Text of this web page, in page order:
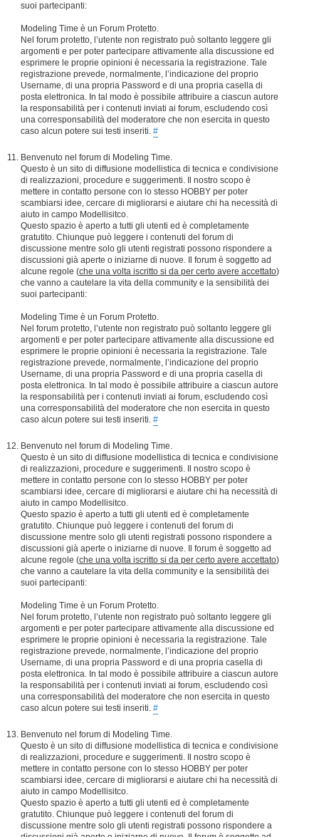
suoi partecipanti:
Modeling Time è un Forum Protetto.
Nel forum protetto, l’utente non registrato può soltanto leggere gli
argomenti e per poter partecipare attivamente alla discussione ed
esprimere le proprie opinioni è necessaria la registrazione. Tale
registrazione prevede, normalmente, l’indicazione del proprio
Username, di una propria Password e di una propria casella di
posta elettronica. In tal modo è possibile attribuire a ciascun autore
la responsabilità per i contenuti inviati ai forum, escludendo così
una corresponsabilità del moderatore che non esercita in questo
caso alcun potere sui testi inseriti. #
Benvenuto nel forum di Modeling Time.
Questo è un sito di diffusione modellistica di tecnica e condivisione
di realizzazioni, procedure e suggerimenti. Il nostro scopo è
mettere in contatto persone con lo stesso HOBBY per poter
scambiarsi idee, cercare di migliorarsi e aiutare chi ha necessità di
aiuto in campo Modellisitco.
Questo spazio è aperto a tutti gli utenti ed è completamente
gratutito. Chiunque può leggere i contenuti del forum di
discussione mentre solo gli utenti registrati possono rispondere a
discussioni già aperte o iniziarne di nuove. Il forum è soggetto ad
alcune regole (che una volta iscritto si da per certo avere accettato)
che vanno a cautelare la vita della community e la sensibilità dei
suoi partecipanti:
Modeling Time è un Forum Protetto.
Nel forum protetto, l’utente non registrato può soltanto leggere gli
argomenti e per poter partecipare attivamente alla discussione ed
esprimere le proprie opinioni è necessaria la registrazione. Tale
registrazione prevede, normalmente, l’indicazione del proprio
Username, di una propria Password e di una propria casella di
posta elettronica. In tal modo è possibile attribuire a ciascun autore
la responsabilità per i contenuti inviati ai forum, escludendo così
una corresponsabilità del moderatore che non esercita in questo
caso alcun potere sui testi inseriti. #
Benvenuto nel forum di Modeling Time.
Questo è un sito di diffusione modellistica di tecnica e condivisione
di realizzazioni, procedure e suggerimenti. Il nostro scopo è
mettere in contatto persone con lo stesso HOBBY per poter
scambiarsi idee, cercare di migliorarsi e aiutare chi ha necessità di
aiuto in campo Modellisitco.
Questo spazio è aperto a tutti gli utenti ed è completamente
gratutito. Chiunque può leggere i contenuti del forum di
discussione mentre solo gli utenti registrati possono rispondere a
discussioni già aperte o iniziarne di nuove. Il forum è soggetto ad
alcune regole (che una volta iscritto si da per certo avere accettato)
che vanno a cautelare la vita della community e la sensibilità dei
suoi partecipanti:
Modeling Time è un Forum Protetto.
Nel forum protetto, l’utente non registrato può soltanto leggere gli
argomenti e per poter partecipare attivamente alla discussione ed
esprimere le proprie opinioni è necessaria la registrazione. Tale
registrazione prevede, normalmente, l’indicazione del proprio
Username, di una propria Password e di una propria casella di
posta elettronica. In tal modo è possibile attribuire a ciascun autore
la responsabilità per i contenuti inviati ai forum, escludendo così
una corresponsabilità del moderatore che non esercita in questo
caso alcun potere sui testi inseriti. #
Benvenuto nel forum di Modeling Time.
Questo è un sito di diffusione modellistica di tecnica e condivisione
di realizzazioni, procedure e suggerimenti. Il nostro scopo è
mettere in contatto persone con lo stesso HOBBY per poter
scambiarsi idee, cercare di migliorarsi e aiutare chi ha necessità di
aiuto in campo Modellisitco.
Questo spazio è aperto a tutti gli utenti ed è completamente
gratutito. Chiunque può leggere i contenuti del forum di
discussione mentre solo gli utenti registrati possono rispondere a